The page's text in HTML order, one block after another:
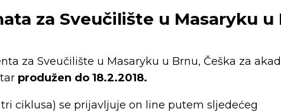
za Sveučilište u Masaryku u
za Sveučilište u Masaryku u Brnu, Češka za
produžen do 18.2.2018.
ciklusa) se prijavljuje on line putem sljedećeg